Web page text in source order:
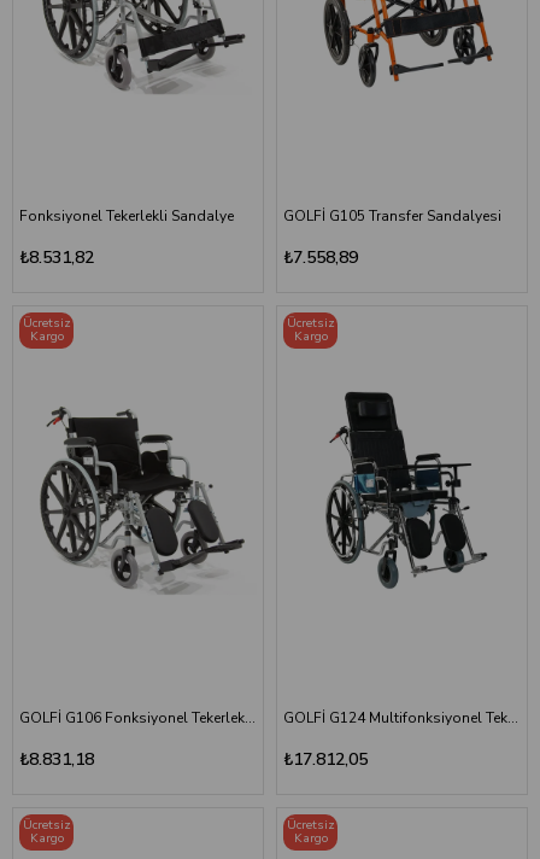
Fonksiyonel Tekerlekli Sandalye
₺8.531,82
GOLFİ G105 Transfer Sandalyesi
₺7.558,89
GOLFİ G106 Fonksiyonel Tekerlekli Sandalye
₺8.831,18
Ücretsiz
Kargo
GOLFİ G124 Multifonksiyonel Tekerlekli Sandalye
₺17.812,05
Ücretsiz
Kargo
Ücretsiz
Kargo
Ücretsiz
Kargo